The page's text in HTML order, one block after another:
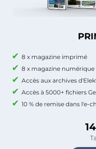
8 x magazine imprimé
8 x magazine numérique
Accès aux archives
Accès à 5000+ fichiers
10 % de remise dans l'e-